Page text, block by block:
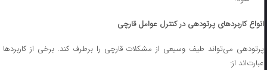
انواع کاربردهای پرتودهی در کنترل عوامل قارچی
پرتودهی می‌تواند طیف وسیعی از مشکلات قارچی را برطرف کند. برخی از کاربردها
عبارت‌اند از: